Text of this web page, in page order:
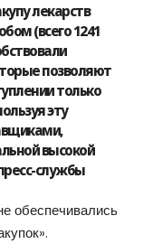
лекарств
(всего 1241
позволяют
только
эту
высокой
службы
обеспечивались